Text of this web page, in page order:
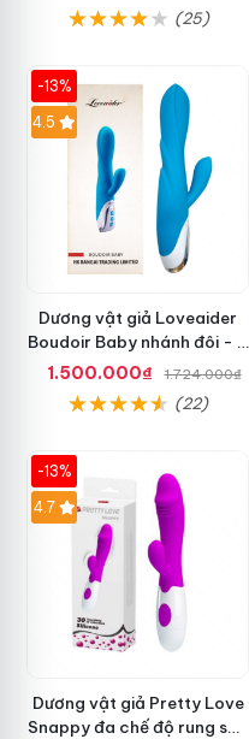
(25)
-13%
4.5
Dương vật giả Loveaider
Boudoir Baby nhánh đôi - 7
chế độ rung sạc điện
1.500.000₫ 1.724.000₫
(22)
-13%
4.7
Dương vật giả Pretty Love
Snappy đa chế độ rung sạc